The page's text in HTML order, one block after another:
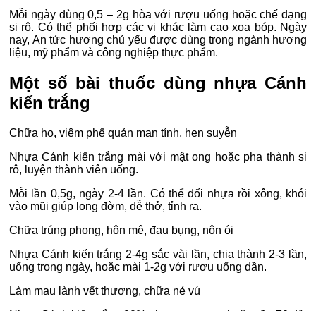
Mỗi ngày dùng 0,5 – 2g hòa với rượu uống hoặc chế dạng
si rô. Có thể phối hợp các vị khác làm cao xoa bóp. Ngày
nay, An tức hương chủ yếu được dùng trong ngành hương
liệu, mỹ phẩm và công nghiệp thực phẩm.
Một số bài thuốc dùng nhựa Cánh
kiến trắng
Chữa ho, viêm phế quản mạn tính, hen suyễn
Nhựa Cánh kiến trắng mài với mật ong hoặc pha thành si
rô, luyện thành viên uống.
Mỗi lần 0,5g, ngày 2-4 lần. Có thể đối nhựa rồi xông, khói
vào mũi giúp long đờm, dễ thở, tỉnh ra.
Chữa trúng phong, hôn mê, đau bụng, nôn ói
Nhựa Cánh kiến trắng 2-4g sắc vài lần, chia thành 2-3 lần,
uống trong ngày, hoặc mài 1-2g với rượu uống dần.
Làm mau lành vết thương, chữa nẻ vú